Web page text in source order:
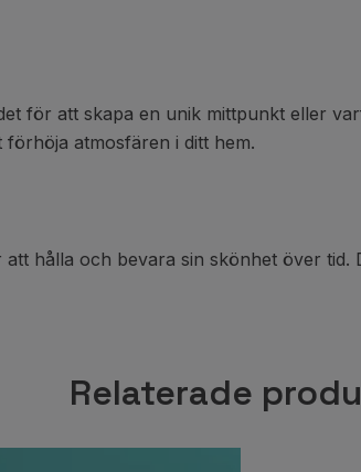
för att skapa en unik mittpunkt eller
atmosfären i ditt hem.
hålla och bevara sin skönhet över
Relaterade